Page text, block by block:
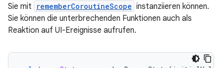
Sie mit
rememberCoroutineScope instanziieren können.
Sie können die unterbrechenden Funktionen auch als
Reaktion auf UI-Ereignisse aufrufen.